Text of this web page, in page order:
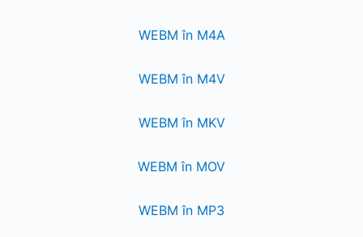
WEBM în M4A
WEBM în M4V
WEBM în MKV
WEBM în MOV
WEBM în MP3